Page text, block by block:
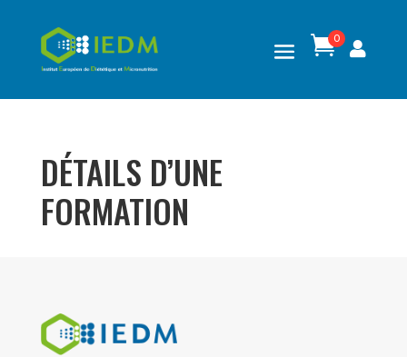
0

DÉTAILS D’UNE
FORMATION